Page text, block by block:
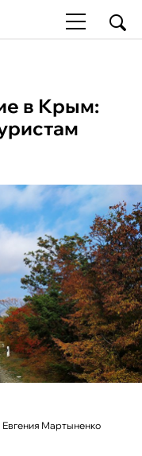
в Крым:
Евгения Мартыненко